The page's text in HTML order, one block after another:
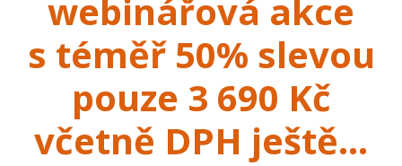
webinářová akce
s téměř 50% slevou
pouze 3 690 Kč
včetně DPH ještě...